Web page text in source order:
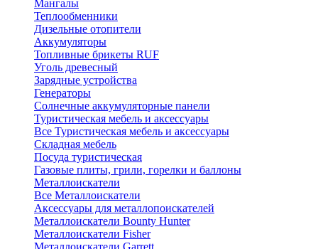
Мангалы
Теплообменники
Дизельные отопители
Аккумуляторы
Топливные брикеты RUF
Уголь древесный
Зарядные устройства
Генераторы
Солнечные аккумуляторные панели
Туристическая мебель и аксессуары
Все Туристическая мебель и аксессуары
Складная мебель
Посуда туристическая
Газовые плиты, грили, горелки и баллоны
Металлоискатели
Все Металлоискатели
Аксессуары для металлопоискателей
Металлоискатели Bounty Hunter
Металлоискатели Fisher
Металлоискатели Garrett